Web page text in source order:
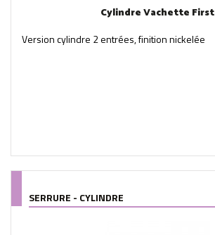
Cylindre Vachette First
Version cylindre 2 entrées, finition nickelée
SERRURE - CYLINDRE